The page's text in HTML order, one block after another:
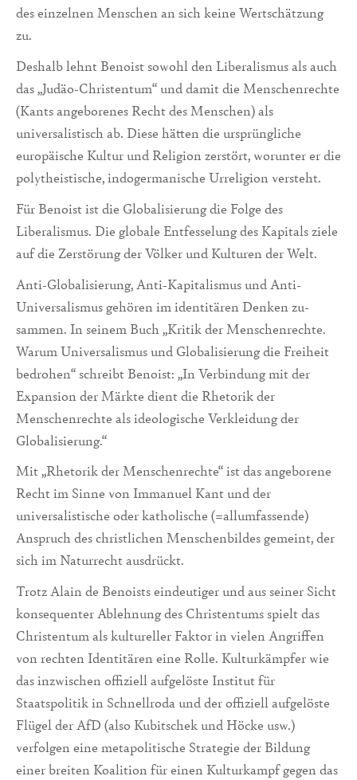
des einzelnen Menschen an sich keine Wertschätzung
zu.
Deshalb lehnt Benoist sowohl den Liberalismus als auch
das „Ju­däo-Christentum“ und damit die Menschenrechte
(Kants angebore­nes Recht des Menschen) als
universalistisch ab. Diese hätten die ursprüngliche
europäische Kultur und Religion zerstört, worunter er die
polytheistische, indogermanische Urreligion versteht.
Für Benoist ist die Globalisierung die Folge des
Liberalismus. Die globale Entfesselung des Kapitals ziele
auf die Zerstörung der Völker und Kulturen der Welt.
Anti-Globalisierung, Anti-Kapitalismus und Anti-
Universalismus gehören im identitären Denken zu­
sammen. In seinem Buch „Kritik der Menschenrechte.
Warum Universalismus und Globalisierung die Freiheit
bedrohen“ schreibt Benoist: „In Verbindung mit der
Expansion der Märkte dient die Rhetorik der
Menschenrechte als ideologische Verkleidung der
Globalisie­rung.“
Mit „Rhetorik der Menschenrechte“ ist das angeborene
Recht im Sinne von Immanuel Kant und der
universalistische oder katholische (=allumfassende)
Anspruch des christli­chen Menschenbildes gemeint, der
sich im Naturrecht ausdrückt.
Trotz Alain de Benoists eindeutiger und aus seiner Sicht
konsequenter Ablehnung des Christentums spielt das
Christentum als kultureller Faktor in vielen Angriffen
von rech­ten Identitären eine Rolle. Kulturkämpfer wie
das inzwischen offiziell aufgelöste Institut für
Staatspolitik in Schnell­roda und der offiziell aufgelöste
Flügel der AfD (also Kubitschek und Höcke usw.)
verfolgen eine metapolitische Strategie der Bildung
einer breiten Koalition für ei­nen Kulturkampf gegen das